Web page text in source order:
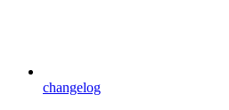
changelog